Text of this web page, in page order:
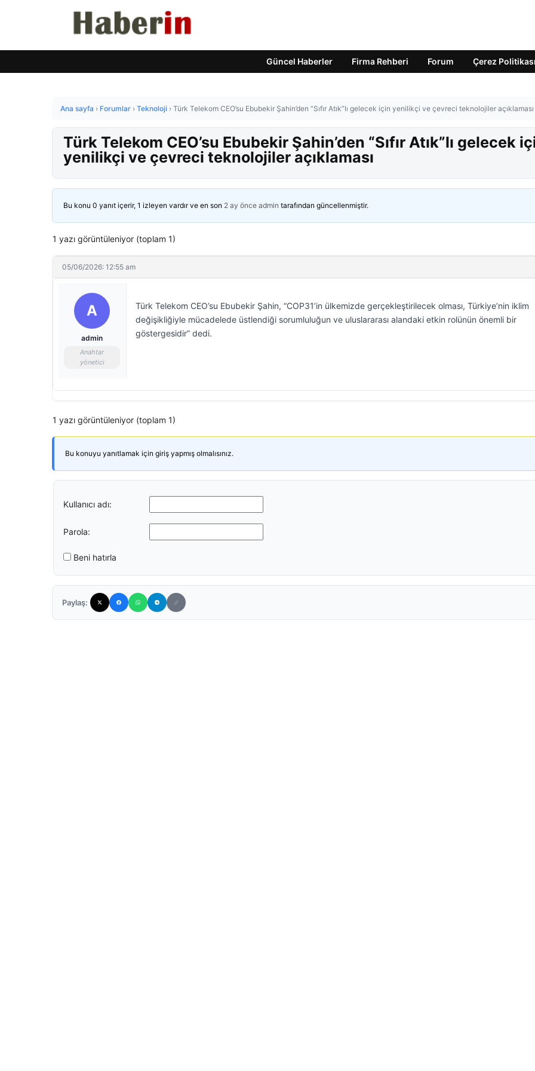
Güncel Haberler Firma Rehberi Forum Çerez Politikası
Ana sayfa › Forumlar › Teknoloji › Türk Telekom CEO’su Ebubekir Şahin’den “Sıfır Atık”lı gelecek için yenilikçi ve çevreci teknolojiler açıklaması
Türk Telekom CEO’su Ebubekir Şahin’den “Sıfır Atık”lı gelecek
yenilikçi ve çevreci teknolojiler açıklaması
Bu konu 0 yanıt içerir, 1 izleyen vardır ve en son 2 ay önce admin tarafından güncellenmiştir.
1 yazı görüntüleniyor (toplam 1)
05/06/2026: 12:55 am
A
admin
Anahtar
yönetici
Türk Telekom CEO’su Ebubekir Şahin, “COP31’in ülkemizde gerçekleştirilecek olması, Türkiye’nin iklim
değişikliğiyle mücadelede üstlendiği sorumluluğun ve uluslararası alandaki etkin rolünün önemli bir
göstergesidir” dedi.
1 yazı görüntüleniyor (toplam 1)
Bu konuyu yanıtlamak için giriş yapmış olmalısınız.
Kullanıcı adı:
Parola:
Beni hatırla
Paylaş: